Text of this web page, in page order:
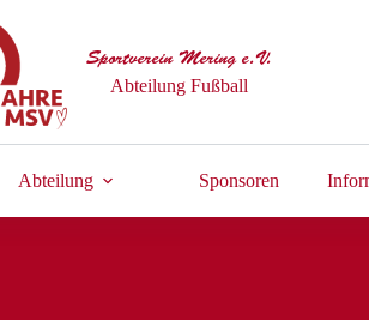
Sportverein Mering e.V.
Abteilung Fußball
Abteilung Sponsoren